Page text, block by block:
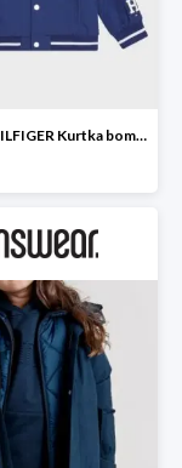
TOMMY HILFIGER Kurtka bomber -30%